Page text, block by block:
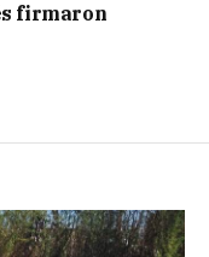
firmaron